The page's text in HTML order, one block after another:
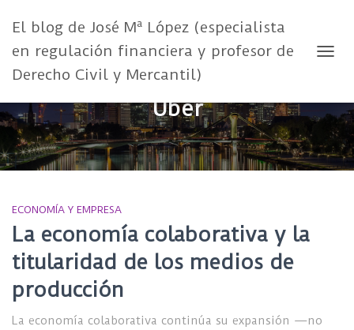
El blog de José Mª López (especialista
en regulación financiera y profesor de
Derecho Civil y Mercantil)
Uber
ECONOMÍA Y EMPRESA
La economía colaborativa y la
titularidad de los medios de
producción
La economía colaborativa continúa su expansión —no